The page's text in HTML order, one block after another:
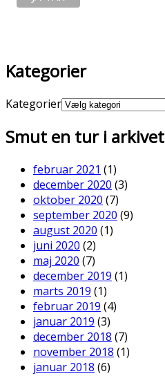
Kategorier
Kategorier
Smut en tur i arkivet
februar 2021 (1)
december 2020 (3)
oktober 2020 (7)
september 2020 (9)
august 2020 (1)
juni 2020 (2)
maj 2020 (7)
december 2019 (1)
marts 2019 (1)
februar 2019 (4)
januar 2019 (3)
december 2018 (7)
november 2018 (1)
januar 2018 (6)